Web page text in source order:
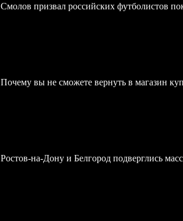
Смолов призвал российских футболистов
Почему вы не сможете вернуть в магазин
Ростов-на-Дону и Белгород подверглись